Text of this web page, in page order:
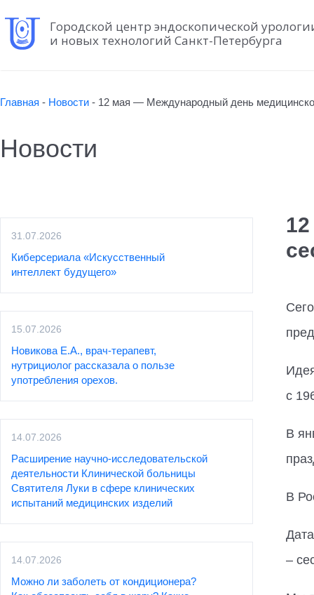
Городской центр эндоскопической
и новых технологий Санкт-Петербурга
Главная - Новости - 12 мая — Международный день
Новости
31.07.2026
Киберсериала «Искусственный
интеллект будущего»
15.07.2026
Новикова Е.А., врач-терапевт,
нутрициолог рассказала о пользе
употребления орехов.
14.07.2026
Расширение научно-исследовательской
деятельности Клинической больницы
Святителя Луки в сфере клинических
испытаний медицинских изделий
14.07.2026
Можно ли заболеть от кондиционера?
с
В
В
–